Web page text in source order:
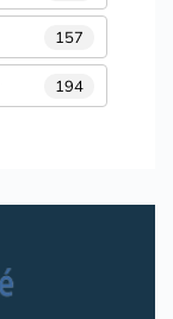
157
194